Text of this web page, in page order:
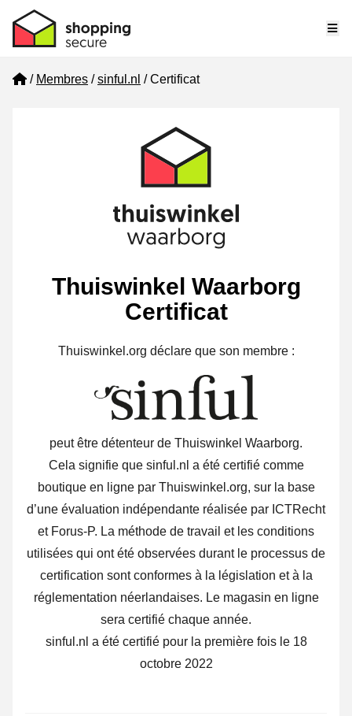
Home
Membres sinful.nl Certificat
Thuiswinkel Waarborg
Certificat
Thuiswinkel.org déclare que son membre :
peut être détenteur de Thuiswinkel Waarborg.
Cela signifie que sinful.nl a été certifié comme
boutique en ligne par Thuiswinkel.org, sur la base
d’une évaluation indépendante réalisée par ICTRecht
et Forus-P. La méthode de travail et les conditions
utilisées qui ont été observées durant le processus de
certification sont conformes à la législation et à la
réglementation néerlandaises. Le magasin en ligne
sera certifié chaque année.
sinful.nl a été certifié pour la première fois le 18
octobre 2022